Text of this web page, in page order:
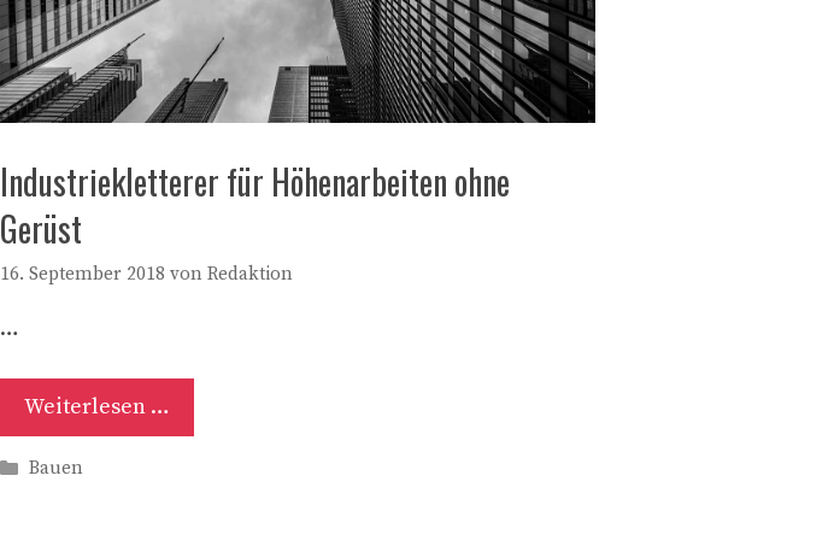
Industriekletterer für Höhenarbeiten ohne
Gerüst
16. September 2018 von Redaktion
…
Weiterlesen …
Kategorien
Bauen